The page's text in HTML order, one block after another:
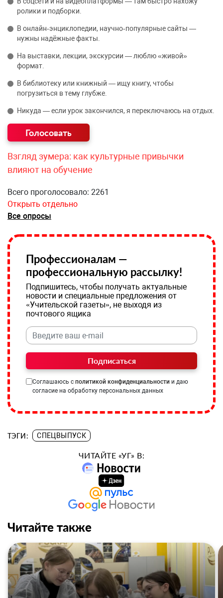
ролики и подборки.
В онлайн‑энциклопедии, научно‑популярные сайты —
нужны надёжные факты.
На выставки, лекции, экскурсии — люблю «живой»
формат.
В библиотеку или книжный — ищу книгу, чтобы
погрузиться в тему глубже.
Никуда — если урок закончился, я переключаюсь на отдых.
Взгляд зумера: как культурные привычки
влияют на обучение
Всего проголосовало: 2261
Открыть отдельно
Все опросы
Профессионалам —
профессиональную рассылку!
Подпишитесь, чтобы получать актуальные
новости и специальные предложения от
«Учительской газеты», не выходя из
почтового ящика
Подписаться
Соглашаюсь с политикой конфиденциальности и даю
согласие на обработку персональных данных
ТЭГИ: СПЕЦВЫПУСК
ЧИТАЙТЕ «УГ» В:
Читайте также